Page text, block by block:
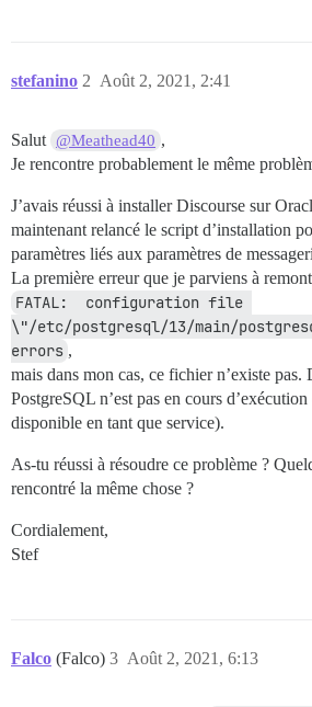
stefanino Août 2, 2021, 2:41
2
Salut @Meathead40 ,
Je rencontre probablement le même
J’avais réussi à installer Discourse sur
maintenant relancé le script d’installation
paramètres liés aux paramètres de
La première erreur que je parviens à
FATAL:  configuration file
\"/etc/postgresql/13/main/
errors ,
mais dans mon cas, ce fichier n’existe pas.
PostgreSQL n’est pas en cours
disponible en tant que service).
As-tu réussi à résoudre ce problème ?
rencontré la même chose ?
Cordialement,
Stef
Falco (Falco) Août 2, 2021, 6:13
3